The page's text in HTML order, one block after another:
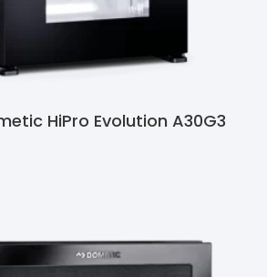
HiPro Evolution A30G3